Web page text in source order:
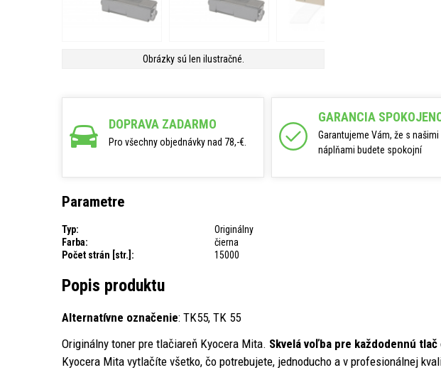
Obrázky sú len ilustračné.
DOPRAVA ZADARMO
Pro všechny objednávky nad 78,-€.
GARANCIA
Garantujeme Vám, že s našimi
náplňami budete spokojní
Parametre
Typ:
Originálny
Farba:
čierna
Počet strán [str.]:
15000
Popis produktu
Alternatívne označenie: TK55, TK 55
Originálny toner pre tlačiareň Kyocera Mita. Skvelá voľba pre každodennú tlač
Kyocera Mita vytlačíte všetko, čo potrebujete, jednoducho a v profesionálnej